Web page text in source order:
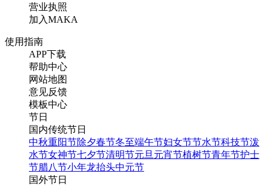
营业执照
加入MAKA
使用指南
APP下载
帮助中心
网站地图
意见反馈
模板中心
节日
国内传统节日
中秋重阳节除夕春节冬至端午节妇女节节水节科技节泼
水节女神节七夕节清明节元旦 元宵节植树节青年节护士
节腊八节小年龙抬头中元节
国外节日